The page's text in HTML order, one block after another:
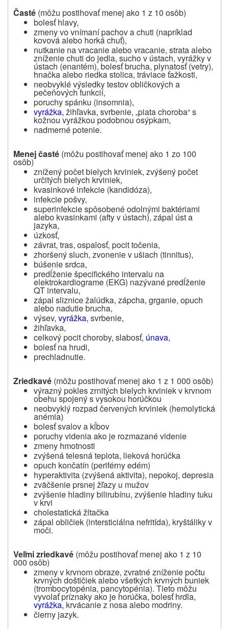
Časté (môžu postihovať menej ako 1 z 10 osôb)
bolesť hlavy,
zmeny vo vnímaní pachov a chuti (napríklad
kovová alebo horká chuť),
nutkanie na vracanie alebo vracanie, strata alebo
zníženie chuti do jedla, sucho v ústach, vyrážky v
ústach (enantém), bolesť brucha, plynatosť (vetry),
hnačka alebo riedka stolica, tráviace ťažkosti,
neobvyklé výsledky testov obličkových a
pečeňových funkcií,
poruchy spánku (insomnia),
vyrážka, žihľavka, svrbenie, „piata choroba“ s
kožnou vyrážkou podobnou osýpkam,
nadmerné potenie.
Menej časté (môžu postihovať menej ako 1 zo 100
osôb)
znížený počet bielych krviniek, zvýšený počet
určitých bielych krviniek,
kvasinkové infekcie (kandidóza),
infekcie pošvy,
superinfekcie spôsobené odolnými baktériami
alebo kvasinkami (afty v ústach), zápal úst a
jazyka,
úzkosť,
závrat, tras, ospalosť, pocit točenia,
zhoršený sluch, zvonenie v ušiach (tinnitus),
búšenie srdca,
predĺženie špecifického intervalu na
elektrokardiograme (EKG) nazývané predĺženie
QT intervalu,
zápal sliznice žalúdka, zápcha, grganie, opuch
alebo nadutie brucha,
výsev, vyrážka, svrbenie,
žihľavka,
celkový pocit choroby, slabosť, únava,
bolesť na hrudi,
prechladnutie.
Zriedkavé (môžu postihovať menej ako 1 z 1 000 osôb)
výrazný pokles zrnitých bielych krviniek v krvnom
obehu spojený s vysokou horúčkou
neobvyklý rozpad červených krviniek (hemolytická
anémia)
bolesť svalov a kĺbov
poruchy videnia ako je rozmazané videnie
zmeny hmotnosti
zvýšená telesná teplota, lieková horúčka
opuch končatín (periférny edém)
hyperaktivita (zvýšená aktivita), nepokoj, depresia
zväčšenie prsnej žľazy u mužov
zvýšenie hladiny bilirubínu, zvýšenie hladiny tuku
v krvi
cholestatická žltačka
zápal obličiek (intersticiálna nefritída), kryštáliky v
moči.
Veľmi zriedkavé (môžu postihovať menej ako 1 z 10
000 osôb)
zmeny v krvnom obraze, zvratné zníženie počtu
krvných doštičiek alebo všetkých krvných buniek
(trombocytopénia, pancytopénia). Tieto môžu
vyvolať príznaky ako je horúčka, bolesť hrdla,
vyrážka, krvácanie z nosa alebo modriny.
čierny jazyk.